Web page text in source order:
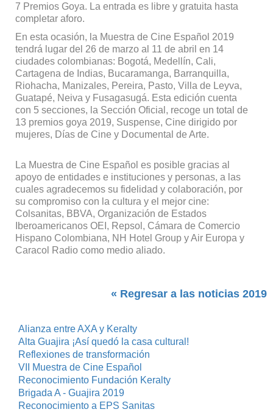
7 Premios Goya. La entrada es libre y gratuita hasta
completar aforo.
En esta ocasión, la Muestra de Cine Español 2019
tendrá lugar del 26 de marzo al 11 de abril en 14
ciudades colombianas: Bogotá, Medellín, Cali,
Cartagena de Indias, Bucaramanga, Barranquilla,
Riohacha, Manizales, Pereira, Pasto, Villa de Leyva,
Guatapé, Neiva y Fusagasugá. Esta edición cuenta
con 5 secciones, la Sección Oficial, recoge un total de
13 premios goya 2019, Suspense, Cine dirigido por
mujeres, Días de Cine y Documental de Arte.
La Muestra de Cine Español es posible gracias al
apoyo de entidades e instituciones y personas, a las
cuales agradecemos su fidelidad y colaboración, por
su compromiso con la cultura y el mejor cine:
Colsanitas, BBVA, Organización de Estados
Iberoamericanos OEI, Repsol, Cámara de Comercio
Hispano Colombiana, NH Hotel Group y Air Europa y
Caracol Radio como medio aliado.
« Regresar a las noticias 2019
Alianza entre AXA y Keralty
Alta Guajira ¡Así quedó la casa cultural!
Reflexiones de transformación
VII Muestra de Cine Español
Reconocimiento Fundación Keralty
Brigada A - Guajira 2019
Reconocimiento a EPS Sanitas